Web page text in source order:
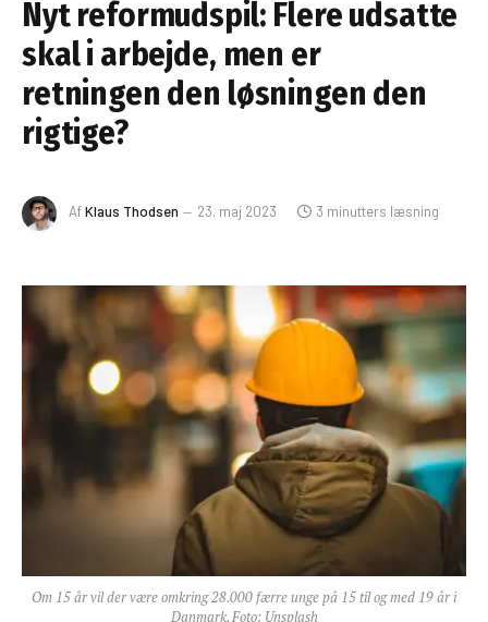
Nyt reformudspil: Flere udsatte
skal i arbejde, men er
retningen den løsningen den
rigtige?
AfKlaus Thodsen 23. maj 2023 3 minutters læsning
Om 15 år vil der være omkring 28.000 færre unge på 15 til og med 19 år i
Danmark. Foto: Unsplash